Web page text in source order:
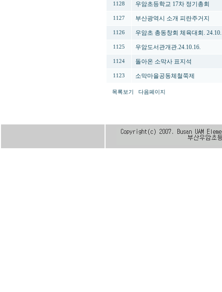
1128 우암초등학교 17차 정기총회
1127 부산광역시 소개 피란주거지
1126 우암초 총동창회 체육대회. 24.10.
1125 우암도서관개관.24.10.16.
1124 돌아온 소막사 표지석
1123 소막마을공동체철쭉제
목록보기 다음페이지